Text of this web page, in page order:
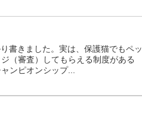
書きました。実は、保護猫でもペッ
（審査）してもらえる制度がある
ンピオンシップ...